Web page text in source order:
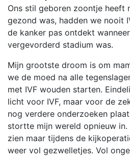
Ons stil geboren zoontje heeft
gezond was, hadden we nooit
de kanker pas ontdekt
vergevorderd stadium was.
Mijn grootste droom is om
we de moed na alle
met IVF wouden starten.
licht voor IVF, maar voor de
nog verdere onderzoeken
stortte mijn wereld opnieuw in.
zien maar tijdens de
weer vol gezwelletjes. Vol